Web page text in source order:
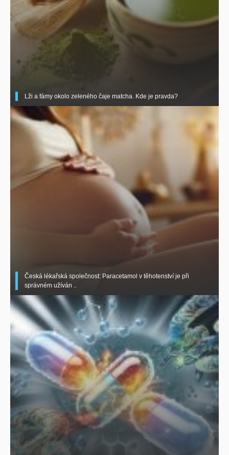
Lži a fámy okolo zeleného čaje matcha. Kde je pravda?
Česká lékařská společnost: Paracetamol v těhotenství je při
správném užíván ..